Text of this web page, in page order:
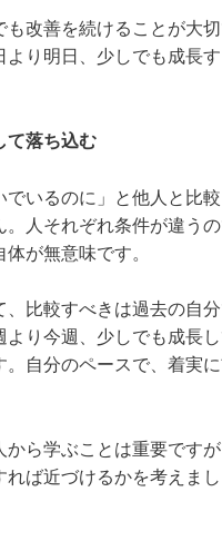
も改善を続けることが大
より明日、少しでも成長
て落ち込む
でいるのに」と他人と比
。人それぞれ条件が違うの
が無意味です。
、比較すべきは過去の自
より今週、少しでも成長し
。自分のペースで、着実
から学ぶことは重要です
ば近づけるかを考えまし